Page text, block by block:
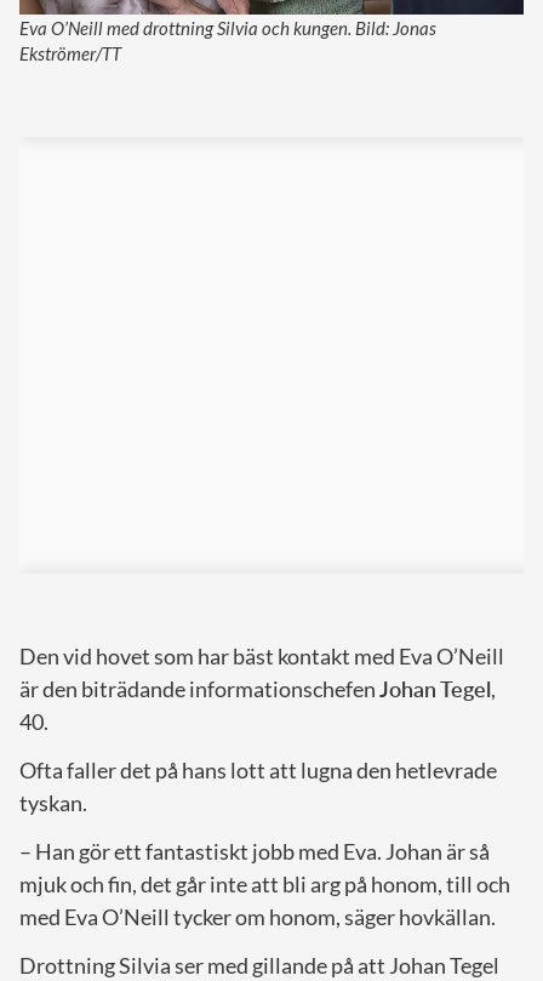
Eva O’Neill med drottning Silvia och kungen. Bild: Jonas
Ekströmer/TT
Den vid hovet som har bäst kontakt med Eva O’Neill
är den biträdande informationschefenJohan Tegel,
40.
Ofta faller det på hans lott att lugna den hetlevrade
tyskan.
– Han gör ett fantastiskt jobb med Eva. Johan är så
mjuk och fin, det går inte att bli arg på honom, till och
med Eva O’Neill tycker om honom, säger hovkällan.
Drottning Silvia ser med gillande på att Johan Tegel